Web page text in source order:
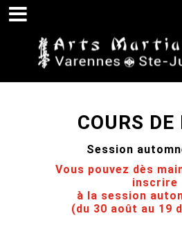
COURS DE
Session
Vous pouvez dès
inscrire
à la session
(du 30 août au 19